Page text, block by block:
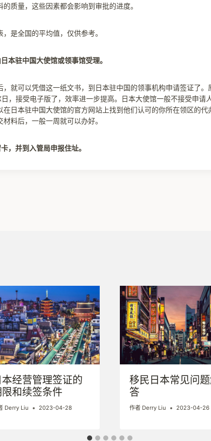
质量，这些因素都会影响到审批的进度。
是全国的平均值，仅供参考。
本驻中国大使馆或领事馆受理。
，就可以凭借这一纸文书，到日本驻中国的领事机构申请签证了
，接受电子版了，效率进一步提高。日本大使馆一般不接受申请
在日本驻中国大使馆的官方网站上找到他们认可的你所在领区的代
料后，一般一周就可以办好。
，并到入管局申报住址。
本经营管理签证的
和续签条件
Derry Liu 2023-04-28
移民日本常见问
答
作者 Derry Liu 2023-04-26